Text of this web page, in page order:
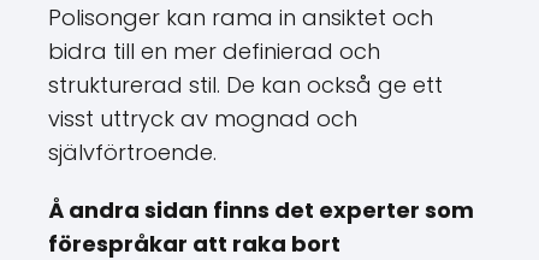
Polisonger kan rama in ansiktet och
bidra till en mer definierad och
strukturerad stil. De kan också ge ett
visst uttryck av mognad och
självförtroende.
Å andra sidan finns det experter som
förespråkar att raka bort